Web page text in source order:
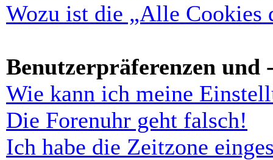
Wozu ist die „Alle Cookies
Benutzerpräferenzen und
Wie kann ich meine
Die Forenuhr geht falsch!
Ich habe die Zeitzone